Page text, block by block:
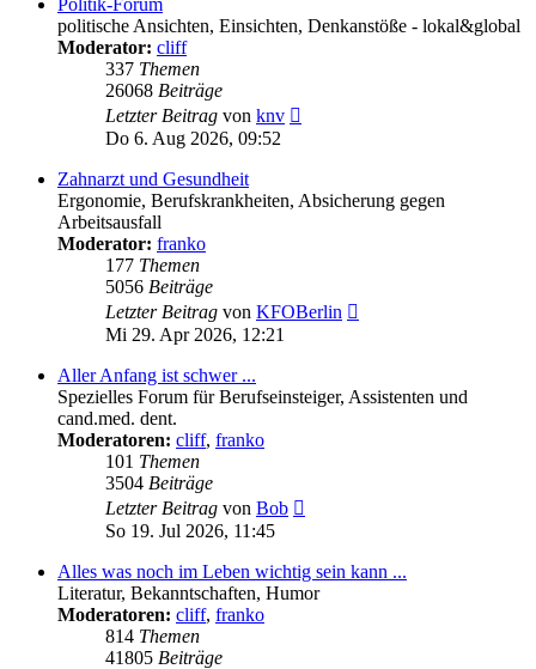
Politik-Forum
politische Ansichten, Einsichten, Denkanstöße - lokal&global
Moderator: cliff
337 Themen
26068 Beiträge
Letzter Beitrag von knv
Do 6. Aug 2026, 09:52
Zahnarzt und Gesundheit
Ergonomie, Berufskrankheiten, Absicherung gegen
Arbeitsausfall
Moderator: franko
177 Themen
5056 Beiträge
Letzter Beitrag von KFOBerlin
Mi 29. Apr 2026, 12:21
Aller Anfang ist schwer ...
Spezielles Forum für Berufseinsteiger, Assistenten und
cand.med. dent.
Moderatoren: cliff, franko
101 Themen
3504 Beiträge
Letzter Beitrag von Bob
So 19. Jul 2026, 11:45
Alles was noch im Leben wichtig sein kann ...
Literatur, Bekanntschaften, Humor
Moderatoren: cliff, franko
814 Themen
41805 Beiträge